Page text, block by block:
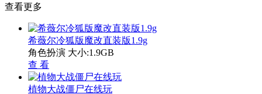
查看更多
希薇尔冷狐版魔改直装版1.9g
角色扮演 大小:1.9GB
查 看
植物大战僵尸在线玩